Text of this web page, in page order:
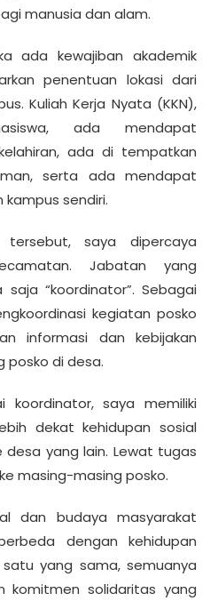
manusia dan alam.
ada kewajiban akademik
penentuan lokasi dari
Kuliah Kerja Nyata (KKN),
ada mendapat
ada di tempatkan
serta ada mendapat
sendiri.
tersebut, saya dipercaya
Jabatan yang
“koordinator”. Sebagai
kegiatan posko
informasi dan kebijakan
posko di desa.
koordinator, saya memiliki
dekat kehidupan sosial
yang lain. Lewat tugas
masing-masing posko.
dan budaya masyarakat
dengan kehidupan
yang sama, semuanya
komitmen solidaritas yang